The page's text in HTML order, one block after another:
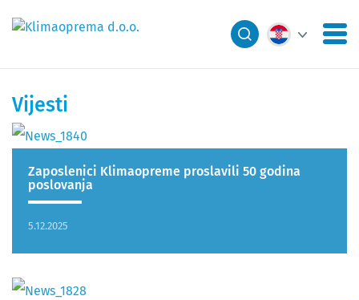
Vijesti
Zaposlenici Klimaopreme proslavili 50 godina
poslovanja
5.12.2025